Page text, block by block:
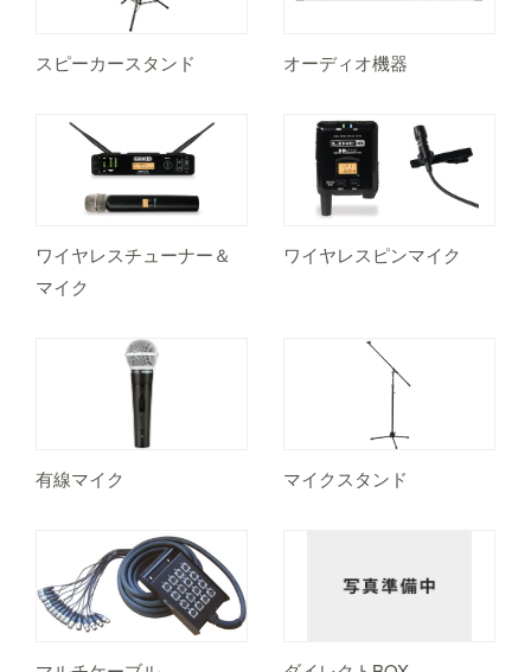
スピーカースタンド オーディオ機器
ワイヤレスチューナー＆
マイク
ワイヤレスピンマイク
有線マイク マイクスタンド